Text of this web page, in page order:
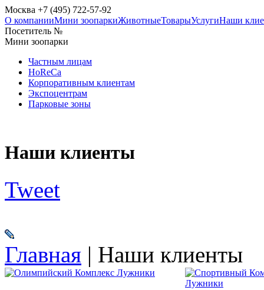
Москва +7 (495) 722-57-92
О компанииМини зоопаркиЖивотныеТоварыУслугиНаши
Посетитель №
Мини зоопарки
Частным лицам
HoReCa
Корпоративным клиентам
Экспоцентрам
Парковые зоны
Наши клиенты
Tweet
Главная | Наши клиенты